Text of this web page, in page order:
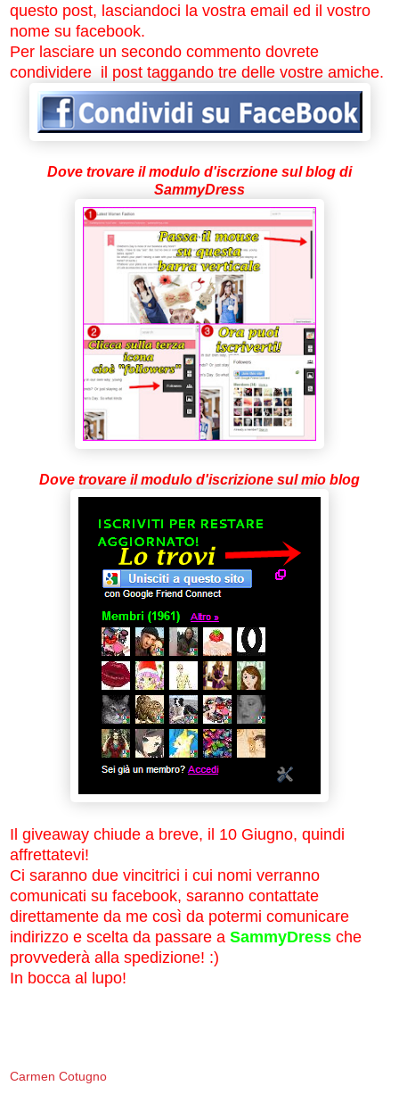
questo post, lasciandoci la vostra email ed il vostro
nome su facebook.
Per lasciare un secondo commento dovrete
condividere il post taggando tre delle vostre amiche.
Dove trovare il modulo d'iscrzione sul blog di
SammyDress
Dove trovare il modulo d'iscrizione sul mio blog
Il giveaway chiude a breve, il 10 Giugno, quindi
affrettatevi!
Ci saranno due vincitrici i cui nomi verranno
comunicati su facebook, saranno contattate
direttamente da me così da potermi comunicare
indirizzo e scelta da passare a SammyDress che
provvederà alla spedizione! :)
In bocca al lupo!
Carmen Cotugno